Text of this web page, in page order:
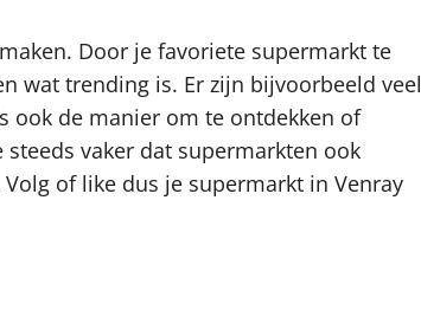
Door je favoriete supermarkt te
wat trending is. Er zijn bijvoorbeeld veel
ook de manier om te ontdekken of
vaker dat supermarkten ook
of like dus je supermarkt in Venray